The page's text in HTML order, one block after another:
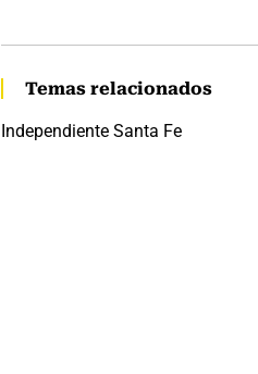
Temas relacionados
Independiente Santa Fe